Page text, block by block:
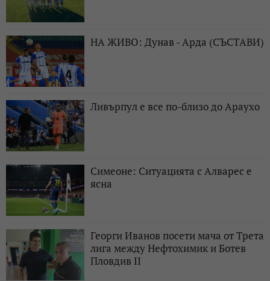
НА ЖИВО: Дунав - Арда (СЪСТАВИ)
Ливърпул е все по-близо до Араухо
Симеоне: Ситуацията с Алварес е
ясна
Георги Иванов посети мача от Трета
лига между Нефтохимик и Ботев
Пловдив II